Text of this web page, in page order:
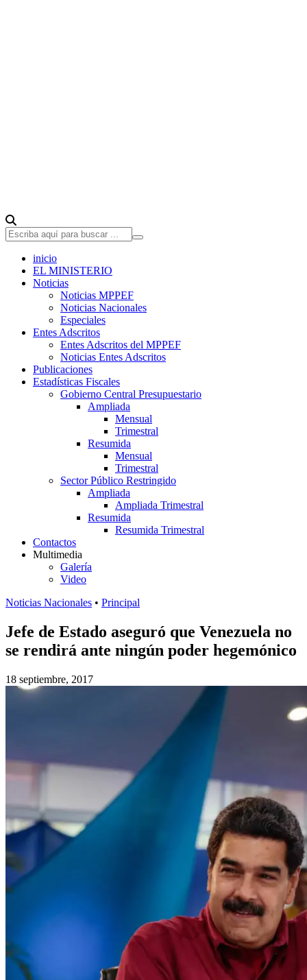
inicio
EL MINISTERIO
Noticias
Noticias MPPEF
Noticias Nacionales
Especiales
Entes Adscritos
Entes Adscritos del MPPEF
Noticias Entes Adscritos
Publicaciones
Estadísticas Fiscales
Gobierno Central Presupuestario
Ampliada
Mensual
Trimestral
Resumida
Mensual
Trimestral
Sector Público Restringido
Ampliada
Ampliada Trimestral
Resumida
Resumida Trimestral
Contactos
Multimedia
Galería
Video
Noticias Nacionales • Principal
Jefe de Estado aseguró que Venezuela no
se rendirá ante ningún poder hegemónico
18 septiembre, 2017